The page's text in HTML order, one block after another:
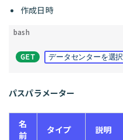
作成日時
bash
GET データセンターを選択
パスパラメーター
名
前
タイプ 説明